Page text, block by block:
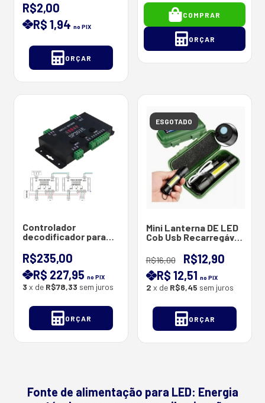
R$2,00
R$ 1,94no PIX
ORÇAR
COMPRAR
ORÇAR
Controlador
decodificador para
SK6812, DMX para SPI,
Decodificador de 5
canais, DMX 512, RGB
WW, 99 modos
coloridos, WSoridos,
R$235,00
R$ 227,95no PIX
3 x de R$78,33 sem juros
ORÇAR
ESGOTADO
Mini Lanterna DE LED
Cob Usb Recarregável
R$16,00
R$12,90
R$ 12,51no PIX
2 x de R$6,45 sem juros
ORÇAR
Fonte de alimentação para LED: Energia